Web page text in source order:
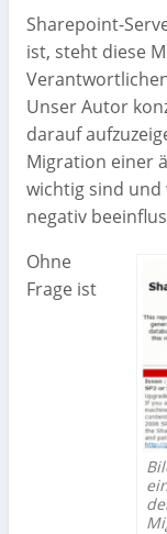
Sharepoint-
ist, steht diese
Unser Autor
darauf
Migration einer
wichtig sind und
negativ
Ohne
Frage ist